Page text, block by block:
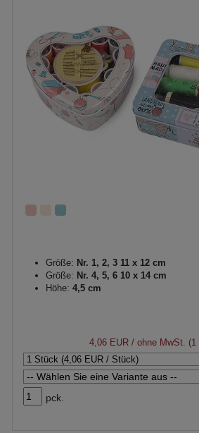
Größe: Nr. 1, 2, 3 11 x 12 cm
Größe: Nr. 4, 5, 6 10 x 14 cm
Höhe: 4,5 cm
4,06 EUR / ohne MwSt. (1
pck.